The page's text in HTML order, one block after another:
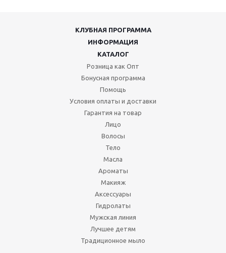
КЛУБНАЯ ПРОГРАММА
ИНФОРМАЦИЯ
КАТАЛОГ
Розница как Опт
Бонусная программа
Помощь
Условия оплаты и доставки
Гарантия на товар
Лицо
Волосы
Тело
Масла
Ароматы
Макияж
Аксессуары
Гидролаты
Мужская линия
Лучшее детям
Традиционное мыло